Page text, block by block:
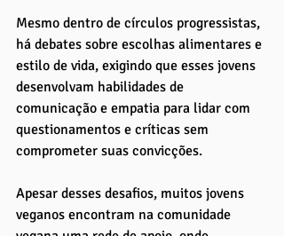
Mesmo dentro de círculos progressistas,
há debates sobre escolhas alimentares e
estilo de vida, exigindo que esses jovens
desenvolvam habilidades de
comunicação e empatia para lidar com
questionamentos e críticas sem
comprometer suas convicções.
Apesar desses desafios, muitos jovens
veganos encontram na comunidade